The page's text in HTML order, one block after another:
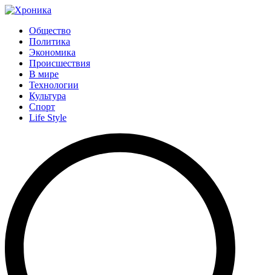
Общество
Политика
Экономика
Происшествия
В мире
Технологии
Культура
Спорт
Life Style